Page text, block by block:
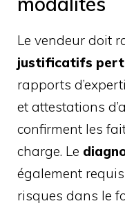
Le vendeur doit
justificatifs
rapports
et attestations
confirment les
charge. Le
également
risques dans le